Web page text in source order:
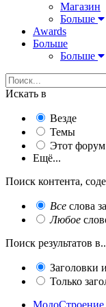
Магазин
Больше
Awards
Больше
Больше
Искать в
Везде
Темы
Этот форум
Ещё...
Поиск контента,
Все слова
Любое
Поиск результатов
Заголовки
Только
МодоСтроение